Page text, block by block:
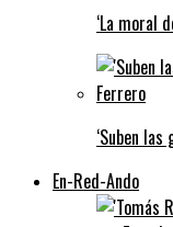
‘La moral
‘Suben
En-Red-Ando